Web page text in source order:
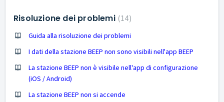
Risoluzione dei problemi 14
Guida alla risoluzione dei problemi
I dati della stazione BEEP non sono visibili nell'app BEEP
La stazione BEEP non è visibile nell'app di configurazione
(iOS / Android)
La stazione BEEP non si accende